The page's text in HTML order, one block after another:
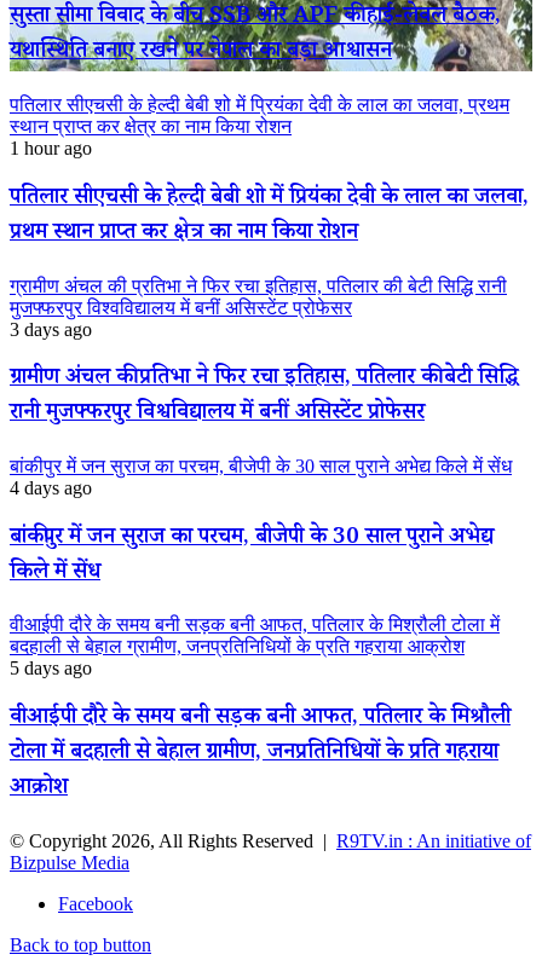
सुस्ता सीमा विवाद के बीच SSB और APF की हाई-लेवल बैठक,
यथास्थिति बनाए रखने पर नेपाल का बड़ा आश्वासन
पतिलार सीएचसी के हेल्दी बेबी शो में प्रियंका देवी के लाल का जलवा, प्रथम
स्थान प्राप्त कर क्षेत्र का नाम किया रोशन
1 hour ago
पतिलार सीएचसी के हेल्दी बेबी शो में प्रियंका देवी के लाल का जलवा,
प्रथम स्थान प्राप्त कर क्षेत्र का नाम किया रोशन
ग्रामीण अंचल की प्रतिभा ने फिर रचा इतिहास, पतिलार की बेटी सिद्धि रानी
मुजफ्फरपुर विश्वविद्यालय में बनीं असिस्टेंट प्रोफेसर
3 days ago
ग्रामीण अंचल की प्रतिभा ने फिर रचा इतिहास, पतिलार की बेटी सिद्धि
रानी मुजफ्फरपुर विश्वविद्यालय में बनीं असिस्टेंट प्रोफेसर
बांकीपुर में जन सुराज का परचम, बीजेपी के 30 साल पुराने अभेद्य किले में सेंध
4 days ago
बांकीपुर में जन सुराज का परचम, बीजेपी के 30 साल पुराने अभेद्य
किले में सेंध
वीआईपी दौरे के समय बनी सड़क बनी आफत, पतिलार के मिश्रौली टोला में
बदहाली से बेहाल ग्रामीण, जनप्रतिनिधियों के प्रति गहराया आक्रोश
5 days ago
वीआईपी दौरे के समय बनी सड़क बनी आफत, पतिलार के मिश्रौली
टोला में बदहाली से बेहाल ग्रामीण, जनप्रतिनिधियों के प्रति गहराया
आक्रोश
© Copyright 2026, All Rights Reserved | R9TV.in : An initiative of
Bizpulse Media
Facebook
Back to top button